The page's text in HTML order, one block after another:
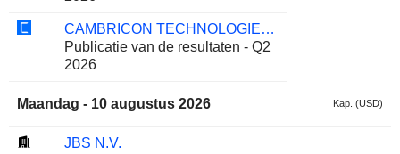
CAMBRICON TECHNOLOGIES CORPORATION LIMITED
Publicatie van de resultaten - Q2
2026
Maandag - 10 augustus 2026 Kap. (USD)
JBS N.V.